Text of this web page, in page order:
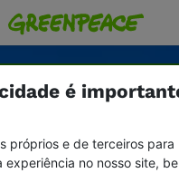
é
próprios e de terceiros para
experiência no nosso site,